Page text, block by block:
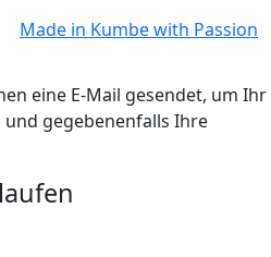
Made in Kumbewith Passion
eine E-Mail gesendet, um Ihr
gegebenenfalls Ihre